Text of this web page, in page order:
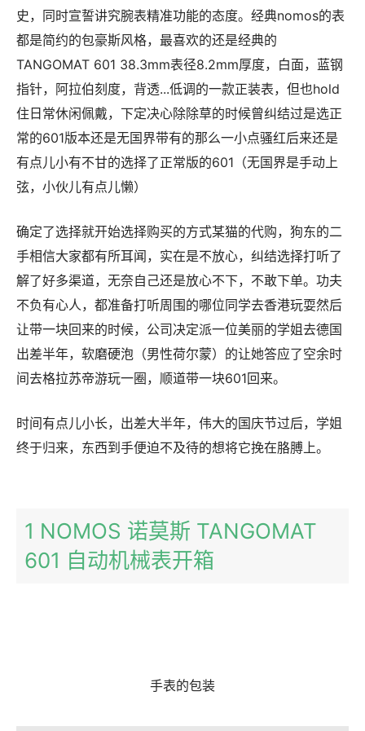
史，同时宣誓讲究腕表精准功能的态度。经典nomos的表
都是简约的包豪斯风格，最喜欢的还是经典的
TANGOMAT 601 38.3mm表径8.2mm厚度，白面，蓝钢
指针，阿拉伯刻度，背透...低调的一款正装表，但也hold
住日常休闲佩戴，下定决心除除草的时候曾纠结过是选正
常的601版本还是无国界带有的那么一小点骚红后来还是
有点儿小有不甘的选择了正常版的601（无国界是手动上
弦，小伙儿有点儿懒）
确定了选择就开始选择购买的方式某猫的代购，狗东的二
手相信大家都有所耳闻，实在是不放心，纠结选择打听了
解了好多渠道，无奈自己还是放心不下，不敢下单。功夫
不负有心人，都准备打听周围的哪位同学去香港玩耍然后
让带一块回来的时候，公司决定派一位美丽的学姐去德国
出差半年，软磨硬泡（男性荷尔蒙）的让她答应了空余时
间去格拉苏帝游玩一圈，顺道带一块601回来。
时间有点儿小长，出差大半年，伟大的国庆节过后，学姐
终于归来，东西到手便迫不及待的想将它挽在胳膊上。
1 NOMOS 诺莫斯 TANGOMAT
601 自动机械表开箱
手表的包装